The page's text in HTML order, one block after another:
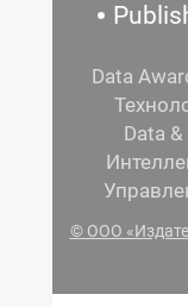
Data
Data &
© ООО